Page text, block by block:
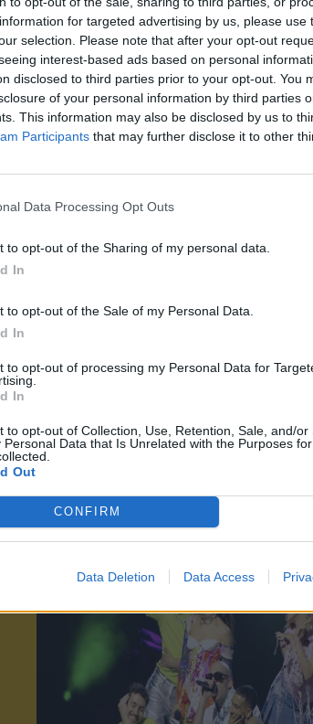
for targeted advertising by us, please use
selection. Please note that after your opt-out
interest-based ads based on personal
disclosed to third parties prior to your opt-out. You
of your personal information by third parties
This information may also be disclosed by us to
Participants that may further disclose it to other
Data Processing Opt Outs
to opt-out of the Sharing of my personal data.
In
to opt-out of the Sale of my Personal Data.
In
to opt-out of processing my Personal Data for
In
to opt-out of Collection, Use, Retention, Sale, and/or
Personal Data that Is Unrelated with the Purposes
Out
CONFIRM
Data Deletion Data Access
με τοMad.gr, επισκεφτείτε μας στο
Instagram .
News
το άρθρο